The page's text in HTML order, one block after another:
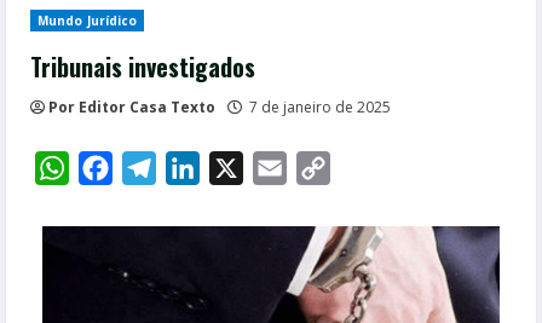
Mundo Jurídico
Tribunais investigados
Por Editor Casa Texto 7 de janeiro de 2025
WhatsAppFacebookTelegramLinkedIn Email